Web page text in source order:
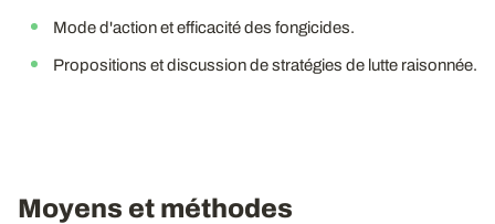
Mode d'action et efficacité des fongicides.
Propositions et discussion de stratégies de lutte raisonnée.
Moyens et méthodes